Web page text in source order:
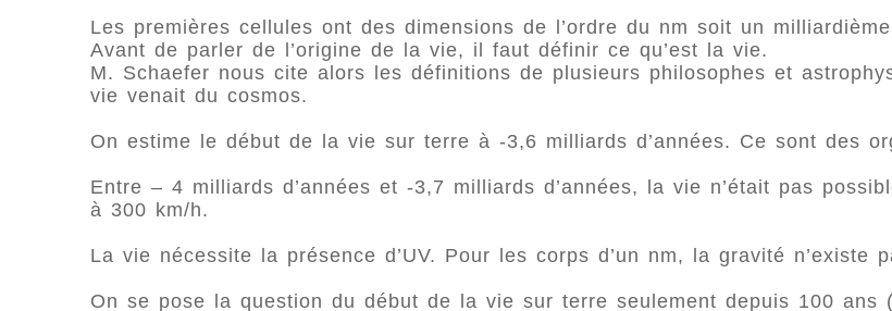
Les premières cellules ont des dimensions de l’ordre du nm soit un
Avant de parler de l’origine de la vie, il faut définir ce qu’est la vie.
M. Schaefer nous cite alors les définitions de plusieurs philosophes et
vie venait du cosmos.
On estime le début de la vie sur terre à -3,6 milliards d’années. Ce sont des
Entre – 4 milliards d’années et -3,7 milliards d’années, la vie n’était pas
à 300 km/h.
La vie nécessite la présence d’UV. Pour les corps d’un nm, la gravité n’existe
On se pose la question du début de la vie sur terre seulement depuis 100 ans